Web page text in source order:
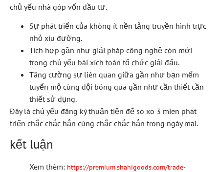
chủ yếu nhà góp vốn đầu tư.
Sự phát triển của không ít nền tảng truyền hình trực
nhỏ xíu đường.
Tích hợp gần như giải pháp công nghệ còn mới
trong chủ yếu bài xích toán tổ chức giải đấu.
Tăng cường sự liên quan giữa gần như bạn mếm
tuyển mộ cùng đội bóng qua gần như cần thiết cần
thiết sử dụng.
Đây là chủ yếu đăng ký thuận tiện để so xo 3 mien phát
triển chắc chắc hẳn cùng chắc chắc hẳn trong ngày mai.
kết luận
Xem thêm: https://premium.shahigoods.com/trade-